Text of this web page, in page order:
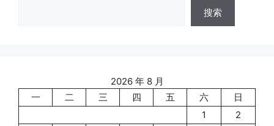
搜索
2026 年 8 月
一
二 三 四 五 六
日
1
2